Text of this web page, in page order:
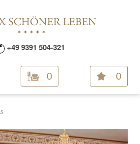
+49 9391 504-321
0 0